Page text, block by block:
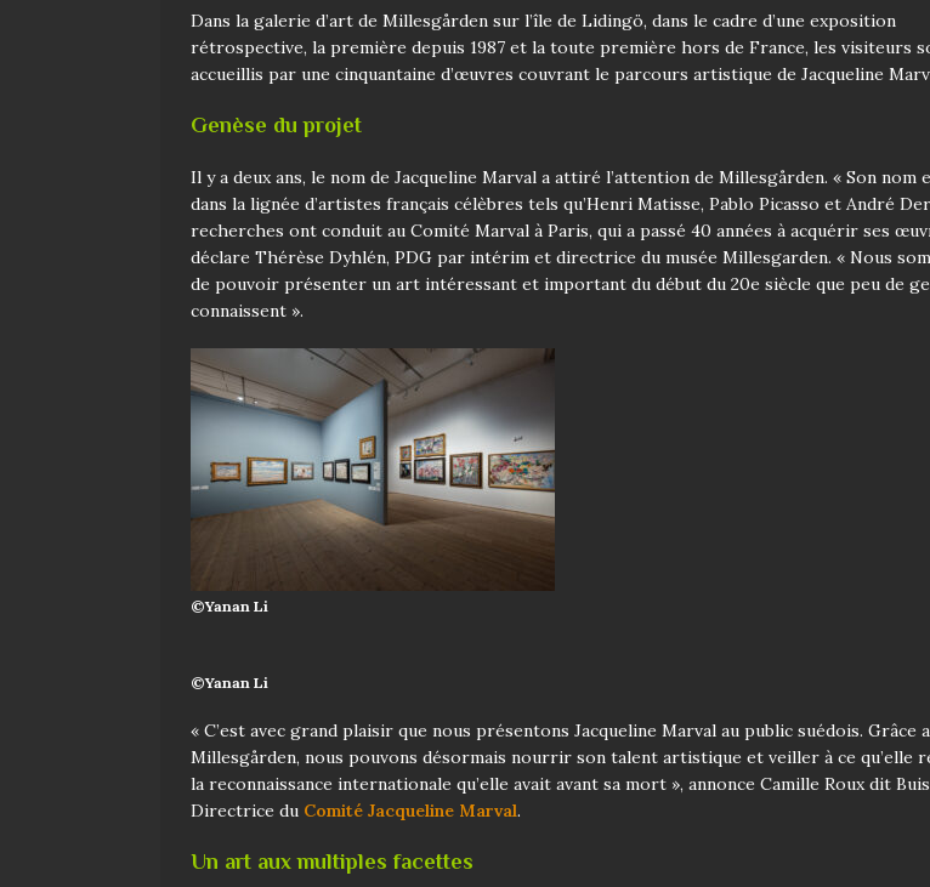
Dans la galerie d’art de Millesgården sur l’île de Lidingö, dans le cadre d’une exposition
rétrospective, la première depuis 1987 et la toute première hors de France, les visiteurs
accueillis par une cinquantaine d’œuvres couvrant le parcours artistique de Jacqueline
Genèse du projet
Il y a deux ans, le nom de Jacqueline Marval a attiré l’attention de Millesgården. « Son nom
dans la lignée d’artistes français célèbres tels qu’Henri Matisse, Pablo Picasso et André
recherches ont conduit au Comité Marval à Paris, qui a passé 40 années à acquérir ses
déclare Thérèse Dyhlén, PDG par intérim et directrice du musée Millesgarden. « Nous
de pouvoir présenter un art intéressant et important du début du 20e siècle que peu de
connaissent ».
©Yanan Li
©Yanan Li
« C’est avec grand plaisir que nous présentons Jacqueline Marval au public suédois. Grâce
Millesgården, nous pouvons désormais nourrir son talent artistique et veiller à ce qu’elle
la reconnaissance internationale qu’elle avait avant sa mort », annonce Camille Roux dit
Directrice du Comité Jacqueline Marval.
Un art aux multiples facettes